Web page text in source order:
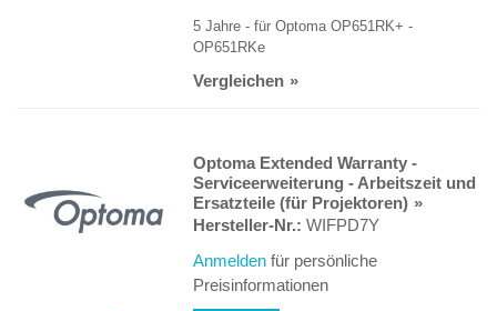
5 Jahre - für Optoma OP651RK+ -
OP651RKe
Vergleichen
Optoma Extended Warranty -
Serviceerweiterung - Arbeitszeit und
Ersatzteile (für Projektoren)
Hersteller-Nr.: WIFPD7Y
Anmelden für persönliche
Preisinformationen